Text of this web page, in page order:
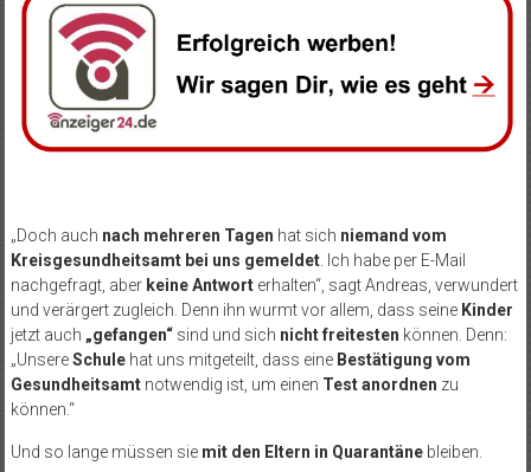
„Doch auch nach mehreren Tagen hat sich niemand vom
Kreisgesundheitsamt bei uns gemeldet. Ich habe per E-Mail
nachgefragt, aber keine Antworterhalten“, sagt Andreas, verwundert
und verärgert zugleich. Denn ihn wurmt vor allem, dass seine Kinder
jetzt auch „gefangen“sind und sich nicht freitesten können. Denn:
„UnsereSchulehat uns mitgeteilt, dass eine Bestätigung vom
Gesundheitsamtnotwendig ist, um einen Test anordnen zu
können.“
Und so lange müssen sie mit den Eltern in Quarantänebleiben.